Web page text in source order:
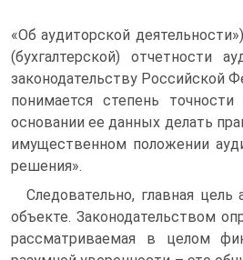
«Об аудиторской
(бухгалтерской) отчетности
законодательству Российской
понимается степень
основании ее данных делать
имущественном положении
решения».
Следовательно, главная
объекте. Законодательством
рассматриваемая в целом